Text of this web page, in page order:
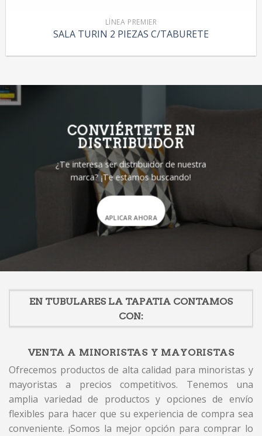
LÍNEA PREMIER
SALA TURIN 2 PIEZAS C/TABURETE
CONVIÉRTETE EN
DISTRIBUIDOR
¿Te interesa ser distribuidor de nuestra
marca? ¡Te estamos buscando!
APLICAR AHORA
EN TUBULARES LA TAPATIA CONTAMOS
CON:
VENTA A MINORISTAS Y MAYORISTAS
Ofrecemos productos de alta calidad para minoristas y
mayoristas a precios competitivos. Tenemos una
amplia variedad de productos y opciones de envío
flexibles para hacer que su experiencia de compra sea
conveniente. ¡Somos la mejor opción para comprar lo